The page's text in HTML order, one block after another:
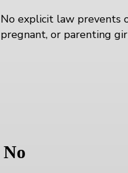
No explicit law prevents
pregnant, or parenting
No